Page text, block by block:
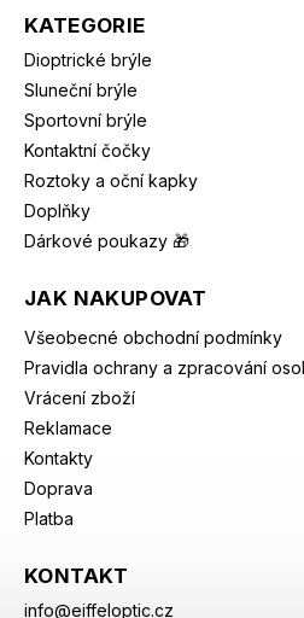
KATEGORIE
Dioptrické brýle
Sluneční brýle
Sportovní brýle
Kontaktní čočky
Roztoky a oční kapky
Doplňky
Dárkové poukazy 🎁
JAK NAKUPOVAT
Všeobecné obchodní podmínky
Pravidla ochrany a zpracování
Vrácení zboží
Reklamace
Kontakty
Doprava
Platba
KONTAKT
info@eiffeloptic.cz